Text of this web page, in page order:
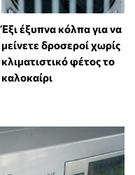
Έξι έξυπνα κόλπα για να
μείνετε δροσεροί χωρίς
κλιματιστικό φέτος το
καλοκαίρι